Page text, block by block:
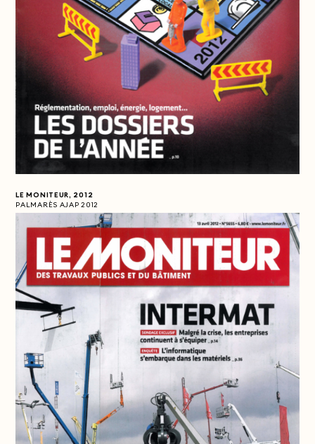
LE MONITEUR, 2012
PALMARÈS AJAP 2012